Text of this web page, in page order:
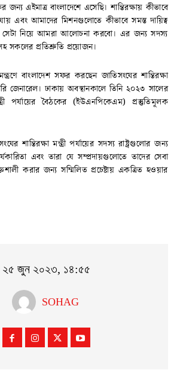
এইমাত্র বাংলাদেশে এসেছি। শান্তিরক্ষায় কীভাবে
যায় এবং আমাদের মিশনগুলোতে কীভাবে সমস্ত দায়িত্ব
সেটা নিয়ে আমরা আলোচনা করবো। এর জন্য সদস্য
সকলের প্রতিশ্রুতি প্রয়োজন।
বাংলাদেশ সফর করছেন জাতিসংঘের শান্তিরক্ষা
জেনারেল। ঢাকায় অবস্থানকালে তিনি ২০২৩ সালের
পর্যায়ের বৈঠকের (ইউএনপিকেএম) প্রস্তুতিমূলক
শান্তিরক্ষা মন্ত্রী পর্যায়ের সদস্য রাষ্ট্রগুলোর জন্য
এবং তারা যে সম্প্রদায়গুলোতে তাদের সেবা
করার জন্য সম্মিলিত প্রচেষ্টায় একত্রিত হওয়ার
২৫ জুন ২০২৩, ১৪:৫৫
SOHAG